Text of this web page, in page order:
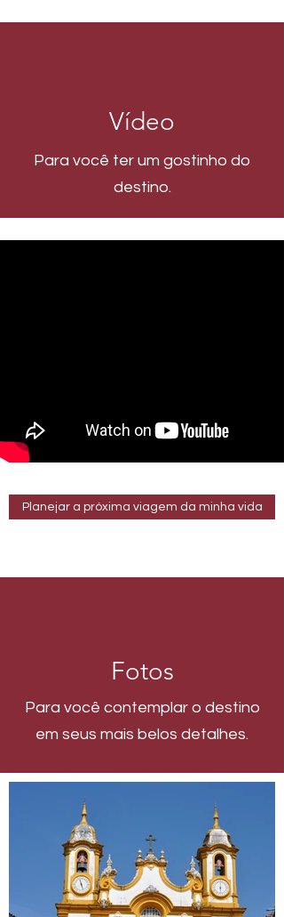
Vídeo
Para você ter um gostinho do
destino.
Planejar a próxima viagem da minha vida
Fotos
Para você contemplar o destino
em seus mais belos detalhes.